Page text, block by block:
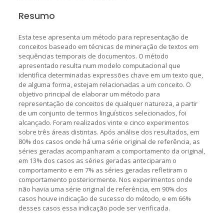
Resumo
Esta tese apresenta um método para representação de
conceitos baseado em técnicas de mineração de textos em
sequências temporais de documentos. O método
apresentado resulta num modelo computacional que
identifica determinadas expressões chave em um texto que,
de alguma forma, estejam relacionadas a um conceito. O
objetivo principal de elaborar um método para
representação de conceitos de qualquer natureza, a partir
de um conjunto de termos linguísticos selecionados, foi
alcançado. Foram realizados vinte e cinco experimentos
sobre três áreas distintas. Após análise dos resultados, em
80% dos casos onde há uma série original de referência, as
séries geradas acompanharam a comportamento da original,
em 13% dos casos as séries geradas anteciparam o
comportamento e em 7% as séries geradas refletiram o
comportamento posteriormente. Nos experimentos onde
não havia uma série original de referência, em 90% dos
casos houve indicação de sucesso do método, e em 66%
desses casos essa indicação pode ser verificada.